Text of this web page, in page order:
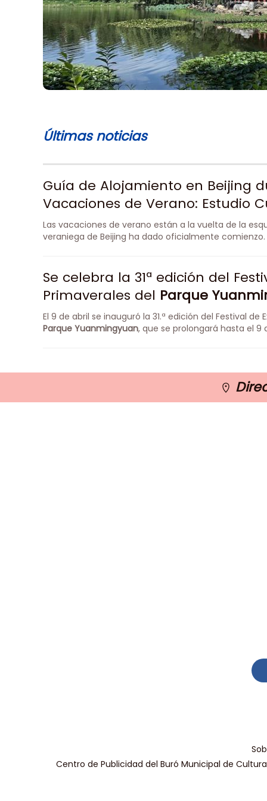
Últimas noticias
Guía de Alojamiento en Beijing
Vacaciones de Verano: Estudio
Museístico
Las vacaciones de verano están a la vuelta de la
veraniega de Beijing ha dado oficialmente comienzo.
Se celebra la 31ª edición del
Primaverales del Parque
El 9 de abril se inauguró la 31.ª edición del Festival de
Parque Yuanmingyuan, que se prolongará hasta el 9
Centro de Publicidad del Buró Municipal de